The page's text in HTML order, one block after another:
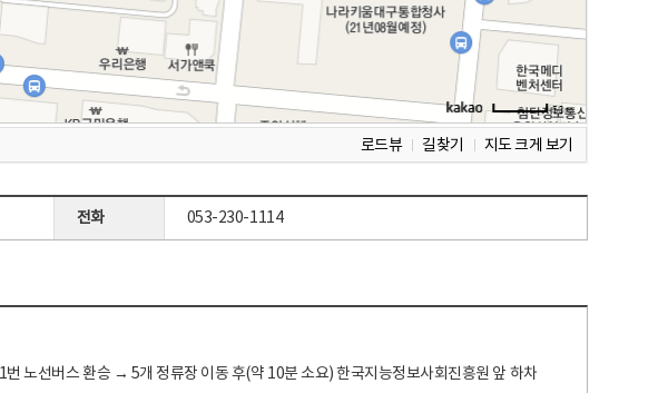
로드뷰 길찾기 지도 크게 보기
전화 053-230-1114
노선버스 환승 → 5개 정류장 이동 후(약 10분 소요) 한국지능정보사회진흥원 앞 하차